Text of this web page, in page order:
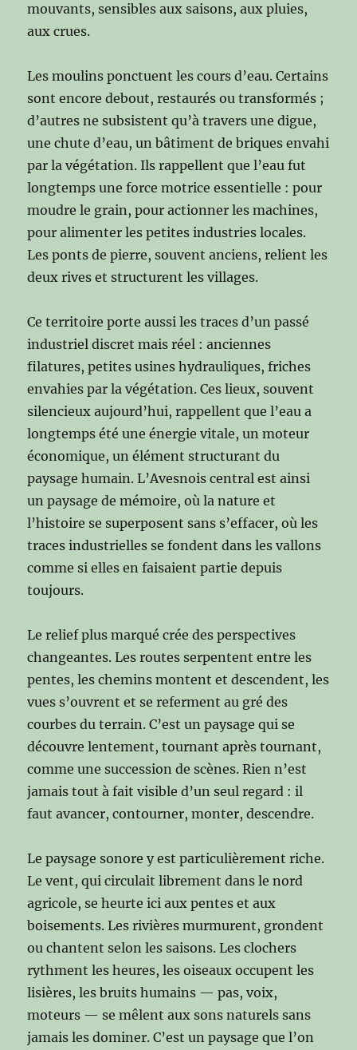
mouvants, sensibles aux saisons, aux pluies,
aux crues.
Les moulins ponctuent les cours d’eau. Certains
sont encore debout, restaurés ou transformés ;
d’autres ne subsistent qu’à travers une digue,
une chute d’eau, un bâtiment de briques envahi
par la végétation. Ils rappellent que l’eau fut
longtemps une force motrice essentielle : pour
moudre le grain, pour actionner les machines,
pour alimenter les petites industries locales.
Les ponts de pierre, souvent anciens, relient les
deux rives et structurent les villages.
Ce territoire porte aussi les traces d’un passé
industriel discret mais réel : anciennes
filatures, petites usines hydrauliques, friches
envahies par la végétation. Ces lieux, souvent
silencieux aujourd’hui, rappellent que l’eau a
longtemps été une énergie vitale, un moteur
économique, un élément structurant du
paysage humain. L’Avesnois central est ainsi
un paysage de mémoire, où la nature et
l’histoire se superposent sans s’effacer, où les
traces industrielles se fondent dans les vallons
comme si elles en faisaient partie depuis
toujours.
Le relief plus marqué crée des perspectives
changeantes. Les routes serpentent entre les
pentes, les chemins montent et descendent, les
vues s’ouvrent et se referment au gré des
courbes du terrain. C’est un paysage qui se
découvre lentement, tournant après tournant,
comme une succession de scènes. Rien n’est
jamais tout à fait visible d’un seul regard : il
faut avancer, contourner, monter, descendre.
Le paysage sonore y est particulièrement riche.
Le vent, qui circulait librement dans le nord
agricole, se heurte ici aux pentes et aux
boisements. Les rivières murmurent, grondent
ou chantent selon les saisons. Les clochers
rythment les heures, les oiseaux occupent les
lisières, les bruits humains — pas, voix,
moteurs — se mêlent aux sons naturels sans
jamais les dominer. C’est un paysage que l’on